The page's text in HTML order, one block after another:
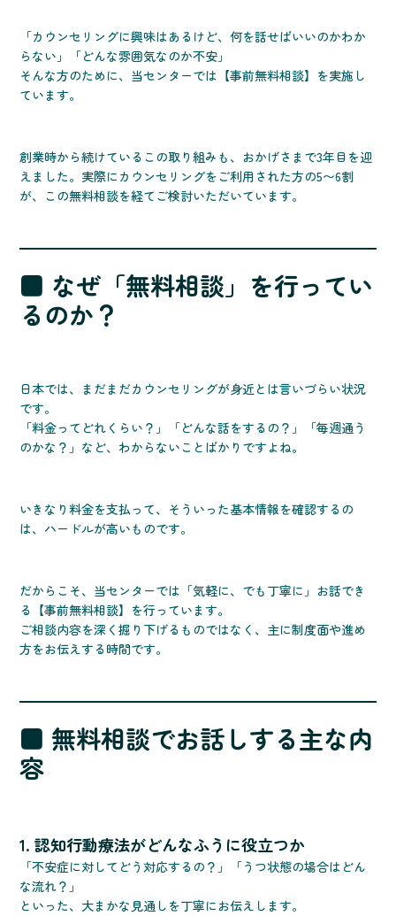
「カウンセリングに興味はあるけど、何を話せばいいのかわか
らない」「どんな雰囲気なのか不安」
そんな方のために、当センターでは【事前無料相談】を実施し
ています。
創業時から続けているこの取り組みも、おかげさまで3年目を迎
えました。実際にカウンセリングをご利用された方の5〜6割
が、この無料相談を経てご検討いただいています。
■ なぜ「無料相談」を行ってい
るのか？
日本では、まだまだカウンセリングが身近とは言いづらい状況
です。
「料金ってどれくらい？」「どんな話をするの？」「毎週通う
のかな？」など、わからないことばかりですよね。
いきなり料金を支払って、そういった基本情報を確認するの
は、ハードルが高いものです。
だからこそ、当センターでは「気軽に、でも丁寧に」お話でき
る【事前無料相談】を行っています。
ご相談内容を深く掘り下げるものではなく、主に制度面や進め
方をお伝えする時間です。
■ 無料相談でお話しする主な内
容
1. 認知行動療法がどんなふうに役立つか
「不安症に対してどう対応するの？」「うつ状態の場合はどん
な流れ？」
といった、大まかな見通しを丁寧にお伝えします。